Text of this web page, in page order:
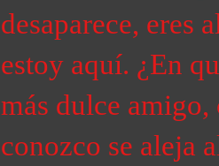
desaparece, eres
estoy aquí. ¿En
más dulce amigo,
conozco se aleja